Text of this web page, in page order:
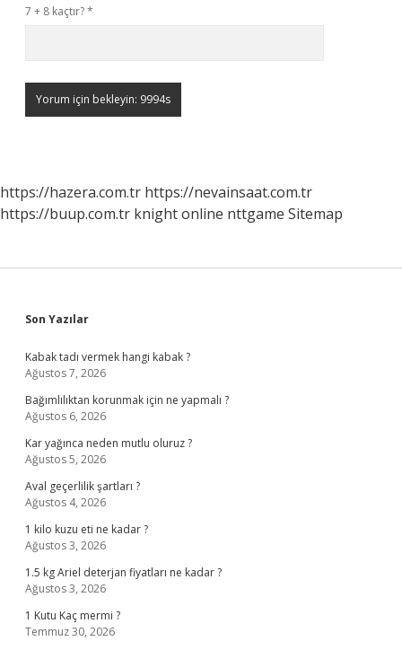
7 + 8 kaçtır?*
https://hazera.com.tr https://nevainsaat.com.tr
https://buup.com.tr knight online nttgame Sitemap
Sidebar
Son Yazılar
Kabak tadı vermek hangi kabak ?
Ağustos 7, 2026
Bağımlılıktan korunmak için ne yapmalı ?
Ağustos 6, 2026
Kar yağınca neden mutlu oluruz ?
Ağustos 5, 2026
Aval geçerlilik şartları ?
Ağustos 4, 2026
1 kilo kuzu eti ne kadar ?
Ağustos 3, 2026
1.5 kg Ariel deterjan fiyatları ne kadar ?
Ağustos 3, 2026
1 Kutu Kaç mermi ?
Temmuz 30, 2026